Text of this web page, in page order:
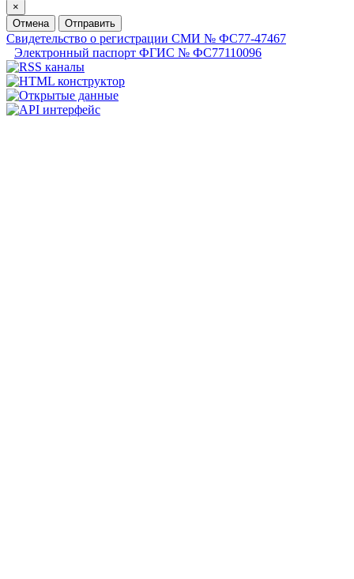
×
Отмена
Отправить
Свидетельство о регистрации СМИ № ФС77-47467
Электронный паспорт ФГИС № ФС77110096